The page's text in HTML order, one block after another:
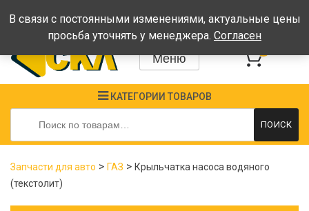
Время работы: Пн-Пт: 08:00-17:00, Сб-Вс - выходные
Меню
КАТЕГОРИИ ТОВАРОВ
Искать:
ПОИСК
Запчасти для авто > ГАЗ > Крыльчатка насоса водяного
(текстолит)
В связи с постоянными изменениями, актуальные цены
просьба уточнять у менеджера. Согласен